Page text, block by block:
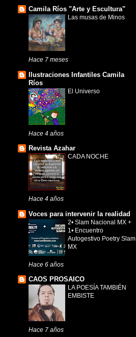
Camila Ríos "Arte y Escultura"
Las musas de Minos
Hace 7 meses
Ilustraciones Infantiles Camila
Ríos
El Universo
Hace 4 años
Revista Azahar
CADA NOCHE
Hace 4 años
Voces para intervenir la realidad
2• Slam Nacional MX +
1• Encuentro
Autogestivo Poetry Slam
MX
Hace 6 años
CAOS PROSAICO
LA POESÍA TAMBIÉN
EMBISTE
Hace 7 años